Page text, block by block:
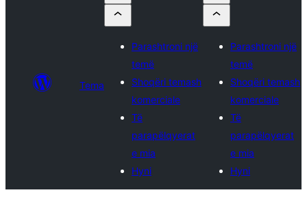
Tema
Parashtroni një
temë
Shoqëri temash
komerciale
Të
parapëlqyerat
e mia
Hyni
Parashtroni një
temë
Shoqëri temash
komerciale
Të
parapëlqyerat
e mia
Hyni